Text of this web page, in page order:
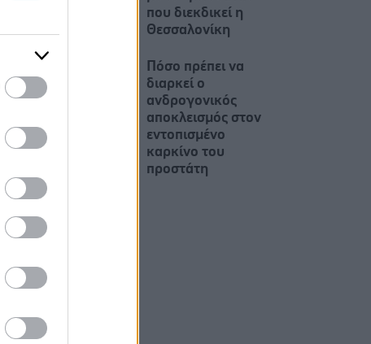
που διεκδικεί η
Θεσσαλονίκη
Πόσο πρέπει να
διαρκεί ο
ανδρογονικός
αποκλεισμός στον
εντοπισμένο
καρκίνο του
προστάτη